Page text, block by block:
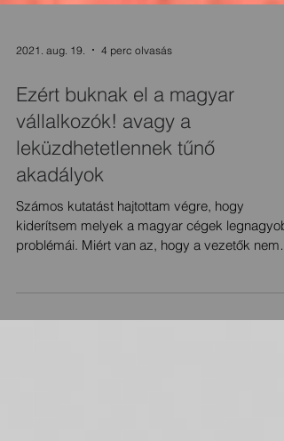
Ezért buknak el a magyar
vállalkozók! avagy a
leküzdhetetlennek tűnő
akadályok
Számos kutatást hajtottam végre, hogy
kiderítsem melyek a magyar cégek
tudják...